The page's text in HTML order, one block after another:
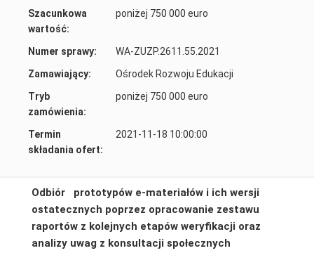
Szacunkowa
wartość:
poniżej 750 000 euro
Numer sprawy:
WA-ZUZP.2611.55.2021
Zamawiający:
Ośrodek Rozwoju Edukacji
Tryb
zamówienia:
poniżej 750 000 euro
Termin
składania ofert:
2021-11-18 10:00:00
Odbiór
prototypów e-materiałów i ich wersji
ostatecznych poprzez opracowanie zestawu
raportów z kolejnych etapów weryfikacji oraz
analizy uwag z konsultacji społecznych